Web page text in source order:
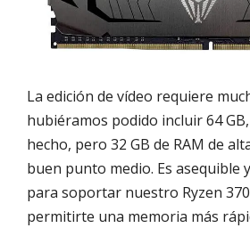
La edición de vídeo requiere
hubiéramos podido incluir 64
hecho, pero 32 GB de RAM de
buen punto medio. Es asequible
para soportar nuestro Ryzen
permitirte una memoria más